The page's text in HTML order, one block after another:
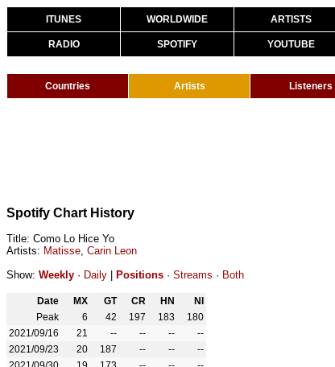
ITUNES WORLDWIDE ARTISTS
RADIO SPOTIFY YOUTUBE
Countries Artists Listeners
Spotify Chart History
Title: Como Lo Hice Yo
Artists: Matisse, Carin Leon
Show: Weekly · Daily Positions · Streams · Both
Date MX GT CR HN
NI
Peak
6 42 197 183
180
2021/09/16
21 -- -- --
--
2021/09/23
20 187 -- --
--